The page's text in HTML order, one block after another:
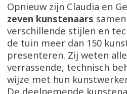
Opnieuw zijn Claudia en
zeven kunstenaars
verschillende stijlen en
de tuin meer dan 150
presenteren. Zij weten
verrassende, technisch
wijze met hun
De deelnemende